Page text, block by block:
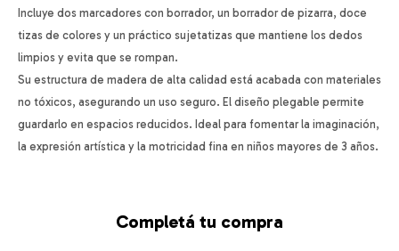
Incluye dos marcadores con borrador, un borrador de pizarra, doce
tizas de colores y un práctico sujetatizas que mantiene los dedos
limpios y evita que se rompan.
Su estructura de madera de alta calidad está acabada con materiales
no tóxicos, asegurando un uso seguro. El diseño plegable permite
guardarlo en espacios reducidos. Ideal para fomentar la imaginación,
la expresión artística y la motricidad fina en niños mayores de 3 años.
Completá tu compra